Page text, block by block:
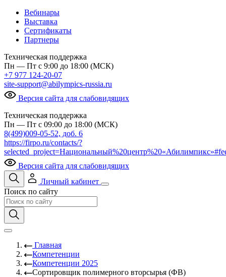
Вебинары
Выставка
Сертификаты
Партнеры
Техническая поддержка
Пн — Пт с 9:00 до 18:00 (МСК)
+7 977 124-20-07
site-support@abilympics-russia.ru
Версия сайта для слабовидящих
Техническая поддержка
Пн — Пт с 09:00 до 18:00 (МСК)
8(499)009-05-52, доб. 6
https://firpo.ru/contacts/?
Версия сайта для слабовидящих
Личный кабинет
Поиск по сайту
Главная
Компетенции
Компетенции 2025
Сортировщик полимерного вторсырья (ФВ)